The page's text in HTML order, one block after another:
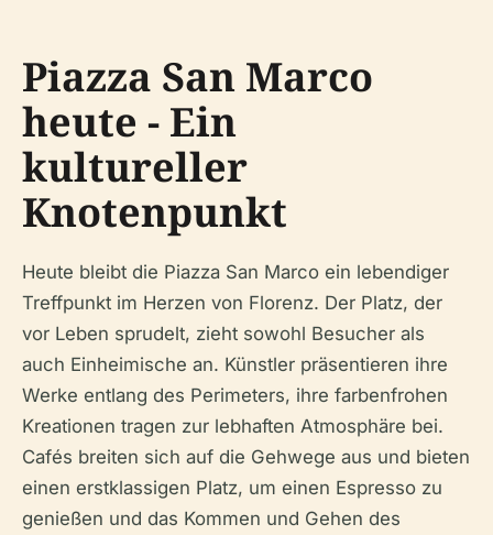
Piazza San Marco
heute - Ein
kultureller
Knotenpunkt
Heute bleibt die Piazza San Marco ein lebendiger
Treffpunkt im Herzen von Florenz. Der Platz, der
vor Leben sprudelt, zieht sowohl Besucher als
auch Einheimische an. Künstler präsentieren ihre
Werke entlang des Perimeters, ihre farbenfrohen
Kreationen tragen zur lebhaften Atmosphäre bei.
Cafés breiten sich auf die Gehwege aus und bieten
einen erstklassigen Platz, um einen Espresso zu
genießen und das Kommen und Gehen des